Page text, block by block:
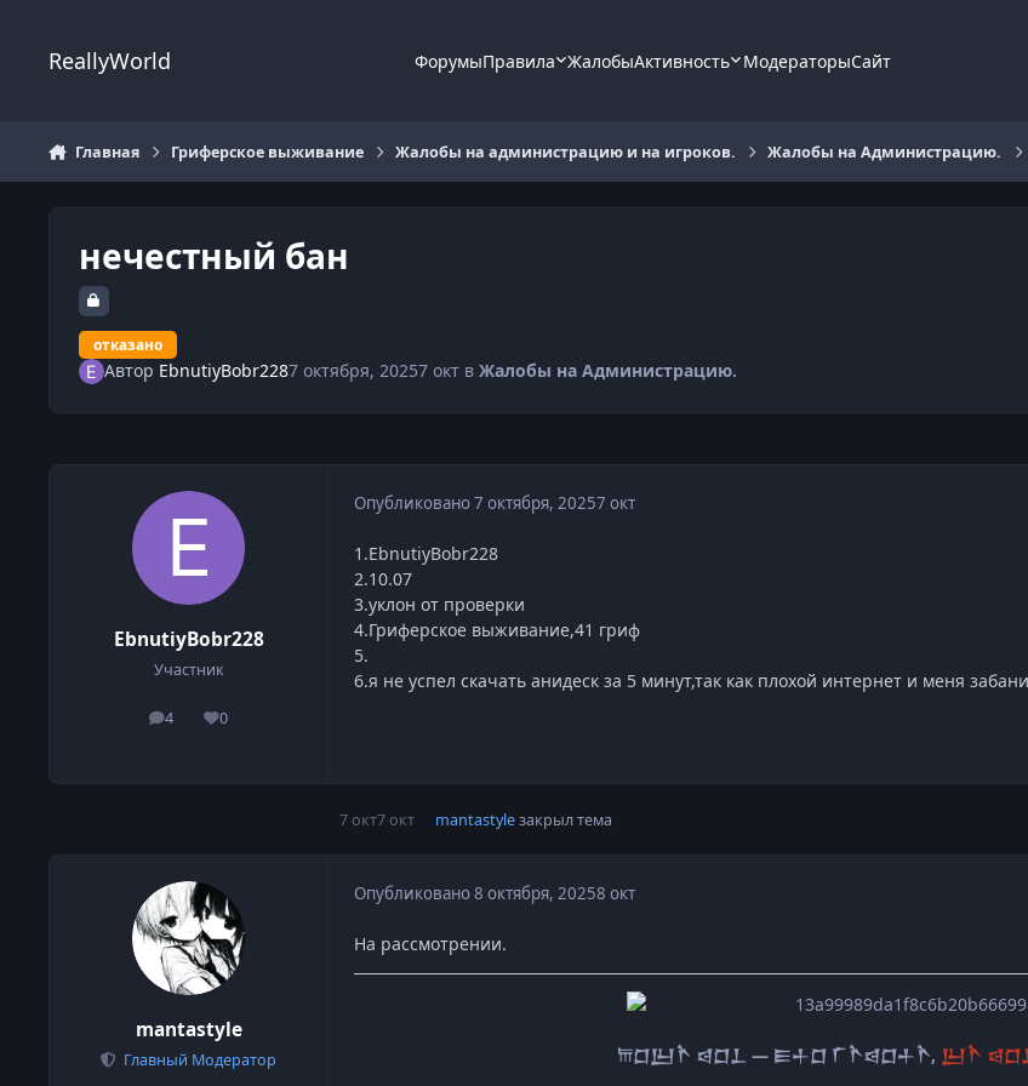
ReallyWorld ФорумыПравила ЖалобыАктивность МодераторыСайт
Главная Гриферское выживание Жалобы на администрацию и на игроков. Жалобы на Администрацию.
нечестный бан
отказано
Автор EbnutiyBobr2287 октября, 20257 октв Жалобы на Администрацию.
EbnutiyBobr228
Участник
4
сообщения
0
Репутация
Опубликовано7 октября, 20257 окт
1.EbnutiyBobr228
2.10.07
3.уклон от проверки
4.Гриферское выживание,41 гриф
5.
6.я не успел скачать анидеск за 5 минут,так как плохой интернет и меня
7 окт7 окт mantastyleзакрыл тема
mantastyle
Главный Модератор
Опубликовано8 октября, 20258 окт
На рассмотрении.
𐎠𒆸𒌨𒋻 𒁀𒆸𒁇 — 𒀼𒈦𒆸 𒇲𒋻𒁀𒆸𒈦𒋻, 𒌨𒋻